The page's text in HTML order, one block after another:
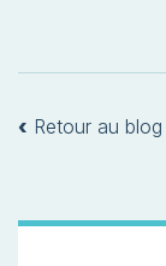
‹ Retour au blog